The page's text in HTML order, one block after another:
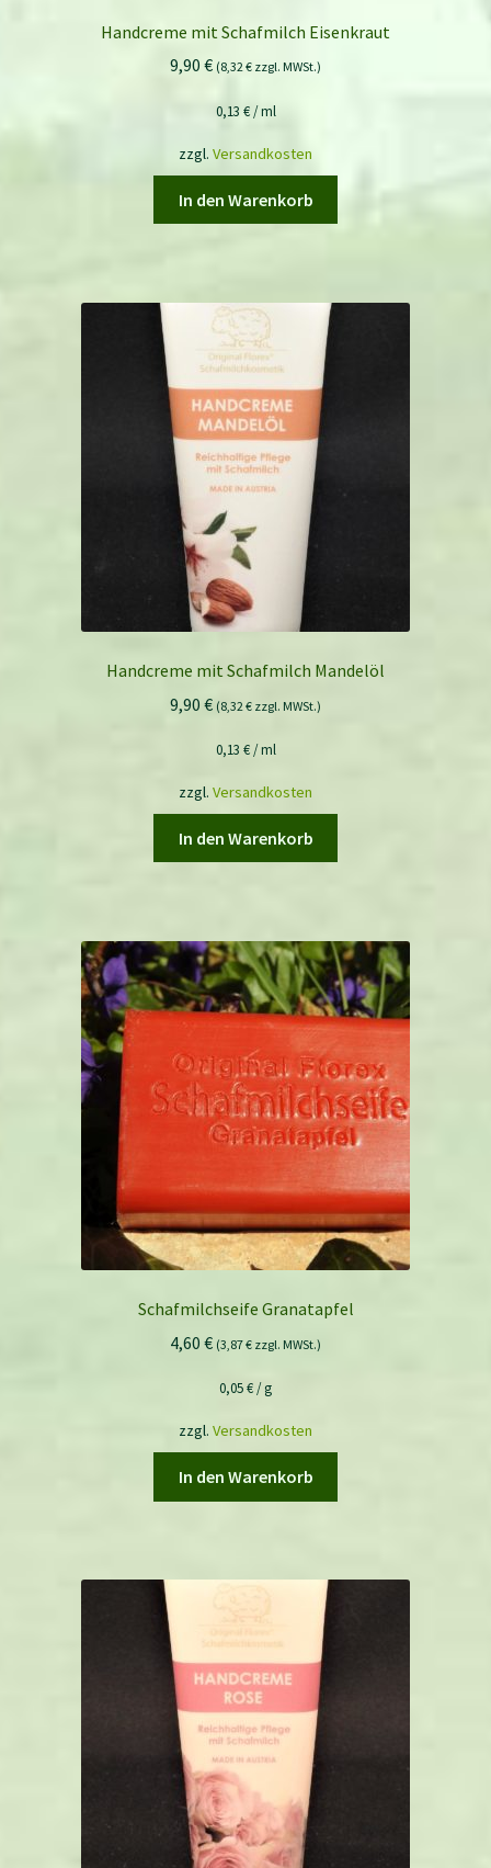
Handcreme mit Schafmilch Eisenkraut
9,90 € (8,32€ zzgl. MWSt.)
0,13 €/ml
zzgl. Versandkosten
In den Warenkorb
Handcreme mit Schafmilch Mandelöl
9,90 € (8,32 € zzgl. MWSt.)
0,13 €/ml
zzgl. Versandkosten
In den Warenkorb
Schafmilchseife Granatapfel
4,60 € (3,87€ zzgl. MWSt.)
0,05€ /g
zzgl. Versandkosten
In den Warenkorb